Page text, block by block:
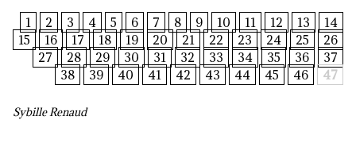
1 2 3 4 5 6 7 8 9 10 11 12 13
14
15
16 17 18 19 20 21 22 23 24 25
26
27
28 29 30 31 32 33 34 35 36
37
38
39 40 41 42 43 44 45 46 47
Sybille Renaud